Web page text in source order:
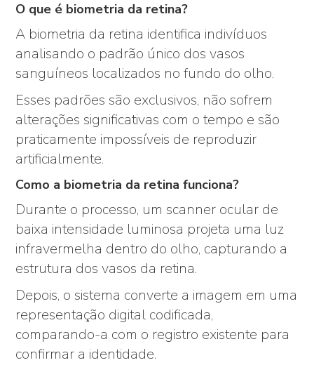
O que é biometria da retina?
A biometria da retina identifica indivíduos
analisando o padrão único dos vasos
sanguíneos localizados no fundo do olho.
Esses padrões são exclusivos, não sofrem
alterações significativas com o tempo e são
praticamente impossíveis de reproduzir
artificialmente.
Como a biometria da retina funciona?
Durante o processo, um scanner ocular de
baixa intensidade luminosa projeta uma luz
infravermelha dentro do olho, capturando a
estrutura dos vasos da retina.
Depois, o sistema converte a imagem em uma
representação digital codificada,
comparando-a com o registro existente para
confirmar a identidade.